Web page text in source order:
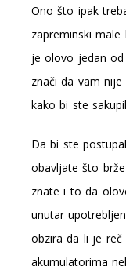
Ono što ipak
zapreminski
je olovo jedan
znači da vam
kako bi ste
Da bi ste
obavljate što
znate i to da
unutar
obzira da li je
akumulatorima